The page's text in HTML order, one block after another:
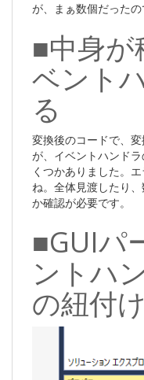
が、まぁ数個だったの
■中身が
ベント
る
変換後のコードで、
が、イベントハンド
くつかありました。
ね。全体見渡したり
か確認が必要です。
■GUIパ
ントハ
の紐付け